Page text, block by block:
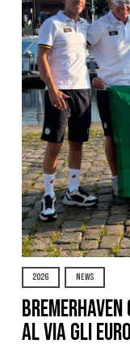
2026 NEWS
al via gli